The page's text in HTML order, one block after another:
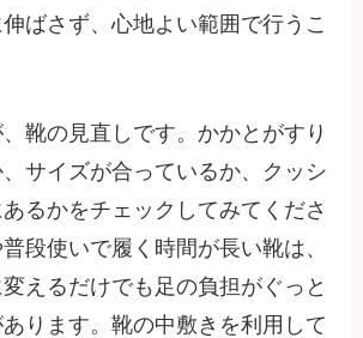
ばさず、心地よい範囲で行うこ
靴の見直しです。かかとがすり
サイズが合っているか、クッシ
るかをチェックしてみてくださ
段使いで履く時間が長い靴は、
えるだけでも足の負担がぐっと
ります。靴の中敷きを利用して